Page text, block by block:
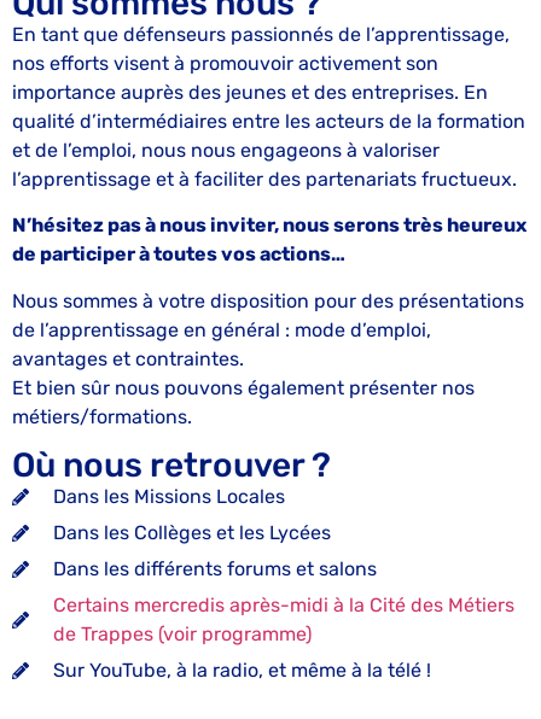
En tant que défenseurs passionnés de l’apprentissage,
nos efforts visent à promouvoir activement son
importance auprès des jeunes et des entreprises. En
qualité d’intermédiaires entre les acteurs de la formation
et de l’emploi, nous nous engageons à valoriser
l’apprentissage et à faciliter des partenariats fructueux.
N’hésitez pas à nous inviter, nous serons très heureux
de participer à toutes vos actions…
Nous sommes à votre disposition pour des présentations
de l’apprentissage en général : mode d’emploi,
avantages et contraintes.
Et bien sûr nous pouvons également présenter nos
métiers/formations.
Où nous retrouver ?
Dans les Missions Locales
Dans les Collèges et les Lycées
Dans les différents forums et salons
Certains mercredis après-midi à la Cité des Métiers
de Trappes (voir programme)
Sur YouTube, à la radio, et même à la télé !